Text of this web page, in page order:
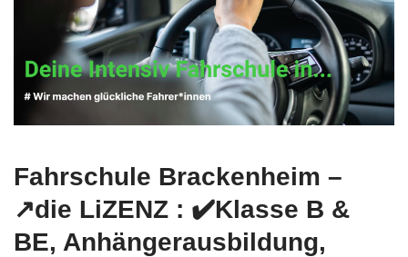
Fahrschule Brackenheim –
↗️die LiZENZ : ✔️Klasse B &
BE, Anhängerausbildung,